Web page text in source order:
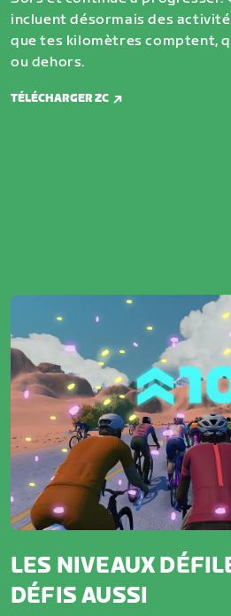
incluent désormais des
que tes kilomètres comptent,
ou dehors.
TÉLÉCHARGER ZC
LES NIVEAUX
DÉFIS AUSSI